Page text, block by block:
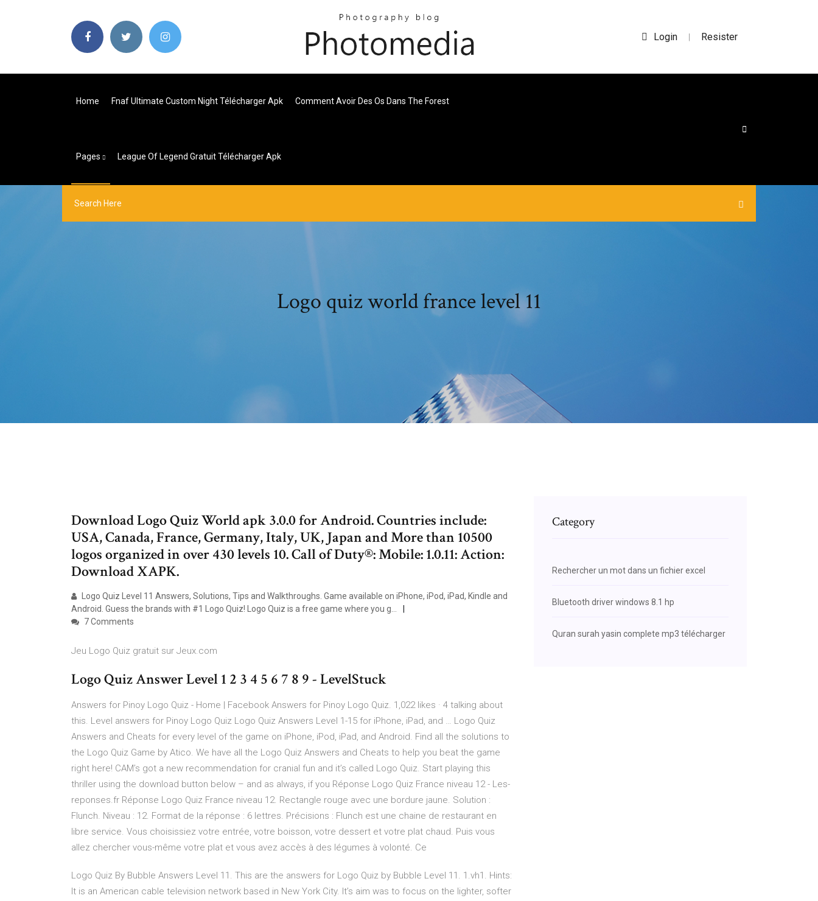
Login | Resister
Home Fnaf Ultimate Custom Night Télécharger Apk Comment Avoir Des Os Dans The Forest
Pages League Of Legend Gratuit Télécharger Apk
Logo quiz world france level 11
Download Logo Quiz World apk 3.0.0 for Android. Countries include:
USA, Canada, France, Germany, Italy, UK, Japan and More than 10500
logos organized in over 430 levels 10. Call of Duty®: Mobile: 1.0.11: Action:
Download XAPK.
Logo Quiz Level 11 Answers, Solutions, Tips and Walkthroughs. Game available on iPhone, iPod, iPad, Kindle and
Android. Guess the brands with #1 Logo Quiz! Logo Quiz is a free game where you g…
7 Comments
Jeu Logo Quiz gratuit sur Jeux.com
Logo Quiz Answer Level 1 2 3 4 5 6 7 8 9 - LevelStuck
Answers for Pinoy Logo Quiz - Home | Facebook Answers for Pinoy Logo Quiz. 1,022 likes · 4 talking about
this. Level answers for Pinoy Logo Quiz Logo Quiz Answers Level 1-15 for iPhone, iPad, and … Logo Quiz
Answers and Cheats for every level of the game on iPhone, iPod, iPad, and Android. Find all the solutions to
the Logo Quiz Game by Atico. We have all the Logo Quiz Answers and Cheats to help you beat the game
right here! CAM’s got a new recommendation for cranial fun and it’s called Logo Quiz. Start playing this
thriller using the download button below – and as always, if you Réponse Logo Quiz France niveau 12 - Les-
reponses.fr Réponse Logo Quiz France niveau 12. Rectangle rouge avec une bordure jaune. Solution :
Flunch. Niveau : 12. Format de la réponse : 6 lettres. Précisions : Flunch est une chaine de restaurant en
libre service. Vous choisissiez votre entrée, votre boisson, votre dessert et votre plat chaud. Puis vous
allez chercher vous-même votre plat et vous avez accès à des légumes à volonté. Ce
Logo Quiz By Bubble Answers Level 11. This are the answers for Logo Quiz by Bubble Level 11. 1.vh1. Hints:
It is an American cable television network based in New York City. It’s aim was to focus on the lighter, softer
Category
Rechercher un mot dans un fichier excel
Bluetooth driver windows 8.1 hp
Quran surah yasin complete mp3 télécharger